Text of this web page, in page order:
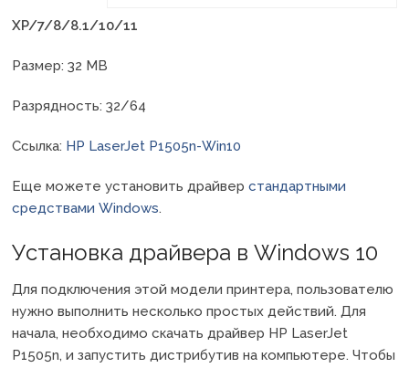
XP/7/8/8.1/10/11
Размер: 32 MB
Разрядность: 32/64
Ссылка: HP LaserJet P1505n-Win10
Еще можете установить драйверстандартными
средствами Windows.
Установка драйвера в Windows 10
Для подключения этой модели принтера, пользователю
нужно выполнить несколько простых действий. Для
начала, необходимо скачать драйвер HP LaserJet
P1505n, и запустить дистрибутив на компьютере. Чтобы